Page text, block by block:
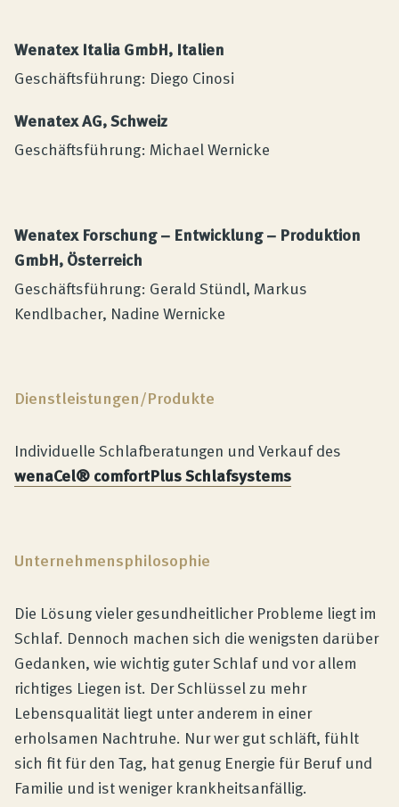
Wenatex Italia GmbH, Italien
Geschäftsführung: Diego Cinosi
Wenatex AG, Schweiz
Geschäftsführung: Michael Wernicke
Wenatex Forschung – Entwicklung – Produktion
GmbH, Österreich
Geschäftsführung: Gerald Stündl, Markus
Kendlbacher, Nadine Wernicke
Dienstleistungen/Produkte
Individuelle Schlafberatungen und Verkauf des
wenaCel® comfortPlus Schlafsystems
Unternehmensphilosophie
Die Lösung vieler gesundheitlicher Probleme liegt im
Schlaf. Dennoch machen sich die wenigsten darüber
Gedanken, wie wichtig guter Schlaf und vor allem
richtiges Liegen ist. Der Schlüssel zu mehr
Lebensqualität liegt unter anderem in einer
erholsamen Nachtruhe. Nur wer gut schläft, fühlt
sich fit für den Tag, hat genug Energie für Beruf und
Familie und ist weniger krankheitsanfällig.